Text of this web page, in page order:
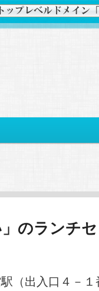
のランチ
（出入口４－